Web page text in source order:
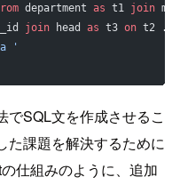
department as t1 join
join head as t3 on t2 .
'
でSQL文を作成させるこ
た課題を解決するために
仕組みのように、追加